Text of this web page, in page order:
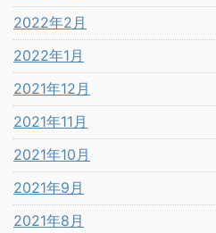
2022年2月
2022年1月
2021年12月
2021年11月
2021年10月
2021年9月
2021年8月